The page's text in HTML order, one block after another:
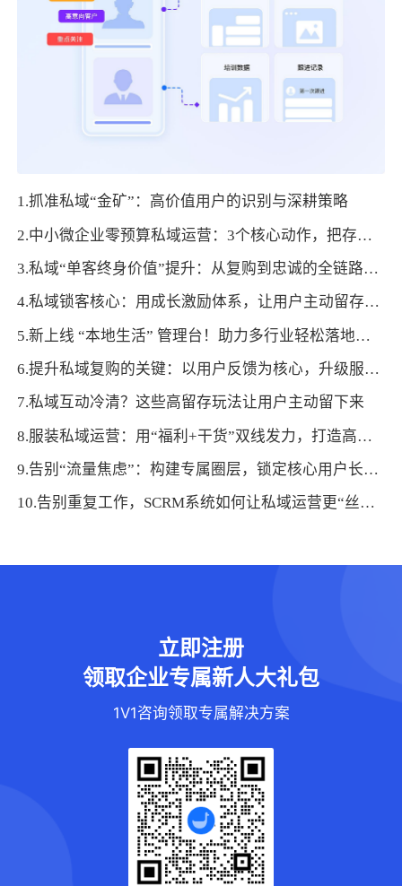
1.抓准私域“金矿”：高价值用户的识别与深耕策略
2.中小微企业零预算私域运营：3个核心动作，把存量变成增量
3.私域“单客终身价值”提升：从复购到忠诚的全链路设计
4.私域锁客核心：用成长激励体系，让用户主动留存复购
5.新上线 “本地生活” 管理台！助力多行业轻松落地门店运营，激活线下增长新曲线！
6.提升私域复购的关键：以用户反馈为核心，升级服务体验
7.私域互动冷清？这些高留存玩法让用户主动留下来
8.服装私域运营：用“福利+干货”双线发力，打造高复购客户池
9.告别“流量焦虑”：构建专属圈层，锁定核心用户长期价值
10.告别重复工作，SCRM系统如何让私域运营更“丝滑”？
立即注册
领取企业专属新人大礼包
1V1咨询领取专属解决方案